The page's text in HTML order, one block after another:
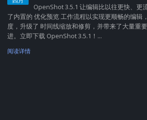
OpenShot 3.5.1 让编辑比以往更快、更
了内置的 优化预览 工作流程以实现更顺畅的编辑
度，升级了 时间线缩放和修剪，并带来了大量重
进。立即下载 OpenShot 3.5.1！...
阅读详情